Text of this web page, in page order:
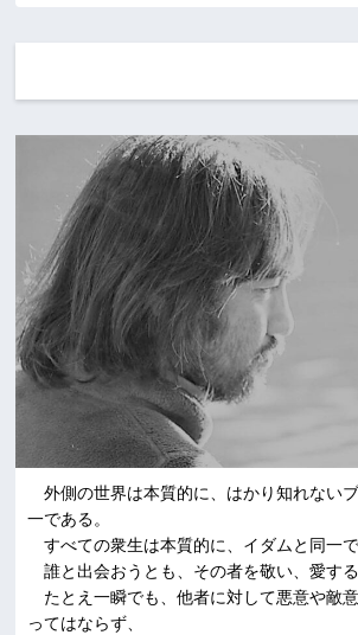
外側の世界は本質的に、はかり知れない
一である。
すべての衆生は本質的に、イダムと同一で
誰と出会おうとも、その者を敬い、愛する
たとえ一瞬でも、他者に対して悪意や敵
ってはならず、